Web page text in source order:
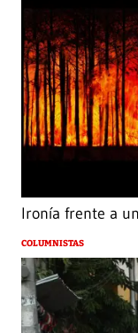
Ironía frente a
COLUMNISTAS